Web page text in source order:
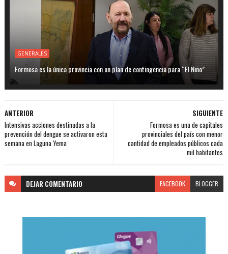
GENERALES
Formosa es la única provincia con un plan de contingencia para “El Niño”
SIGUIENTE
Formosa es una de capitales
provinciales del país con menor
cantidad de empleados públicos cada
mil habitantes
ANTERIOR
Intensivas acciones destinadas a la
prevención del dengue se activaron esta
semana en Laguna Yema
DEJAR COMENTARIO FACEBOOK BLOGGER